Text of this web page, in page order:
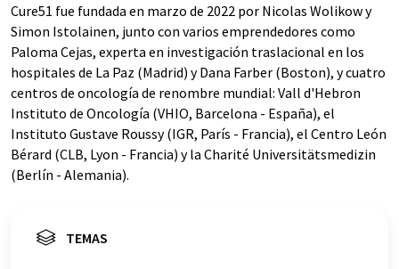
Cure51 fue fundada en marzo de 2022 por Nicolas Wolikow y
Simon Istolainen, junto con varios emprendedores como
Paloma Cejas, experta en investigación traslacional en los
hospitales de La Paz (Madrid) y Dana Farber (Boston), y cuatro
centros de oncología de renombre mundial: Vall d'Hebron
Instituto de Oncología (VHIO, Barcelona - España), el
Instituto Gustave Roussy (IGR, París - Francia), el Centro León
Bérard (CLB, Lyon - Francia) y la Charité Universitätsmedizin
(Berlín - Alemania).
TEMAS